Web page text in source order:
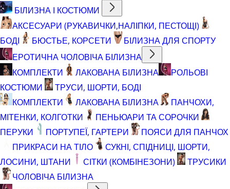
БІЛИЗНА І КОСТЮМИ
АКСЕСУАРИ (РУКАВИЧКИ,НАЛІПКИ, ПЕСТОЩІ)
БОДІ
БЮСТЬЕ, КОРСЕТИ
БІЛИЗНА ДЛЯ СПОРТУ
ЕРОТИЧНА ЧОЛОВІЧА БІЛИЗНА
КОМПЛЕКТИ
ЛАКОВАНА БІЛИЗНА
РОЛЬОВІ
КОСТЮМИ
ТРУСИ, ШОРТИ, БОДІ
КОМПЛЕКТИ
ЛАКОВАНА БІЛИЗНА
ПАНЧОХИ,
МІТЕНКИ, КОЛГОТКИ
ПЕНЬЮАРИ ТА СОРОЧКИ
ПЕРУКИ
ПОРТУПЕЇ, ГАРТЕРИ
ПОЯСИ ДЛЯ ПАНЧОХ
ПРИКРАСИ НА ТІЛО
СУКНІ, СПІДНИЦІ, ШОРТИ,
ЛОСИНИ, ШТАНИ
СІТКИ (КОМБІНЕЗОНИ)
ТРУСИКИ
ЧОЛОВІЧА БІЛИЗНА